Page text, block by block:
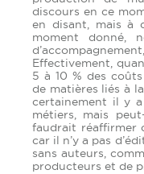
discours en ce
en disant, mais à
moment donné,
Effectivement,
5 à 10 % des
de matières liés à
certainement il y
métiers, mais
faudrait réaffirmer
car il n’y a pas
sans auteurs,
producteurs et de